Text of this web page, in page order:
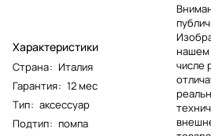
Характеристики
Страна: Италия
Гарантия: 12 мес
Тип: аксессуар
Подтип: помпа
нашем
числе